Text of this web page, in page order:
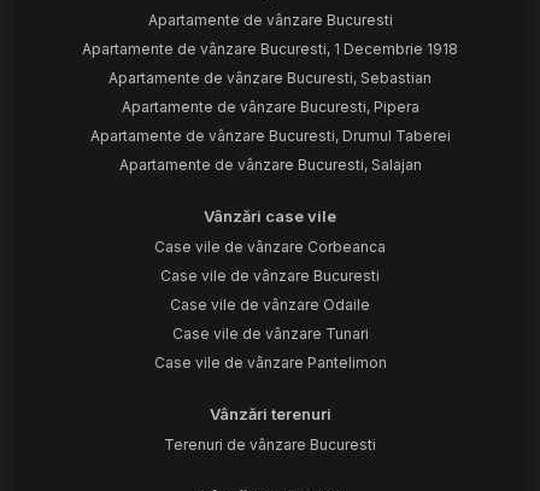
Apartamente de vânzare Bucuresti
Apartamente de vânzare Bucuresti, 1 Decembrie 1918
Apartamente de vânzare Bucuresti, Sebastian
Apartamente de vânzare Bucuresti, Pipera
Apartamente de vânzare Bucuresti, Drumul Taberei
Apartamente de vânzare Bucuresti, Salajan
Vânzări case vile
Case vile de vânzare Corbeanca
Case vile de vânzare Bucuresti
Case vile de vânzare Odaile
Case vile de vânzare Tunari
Case vile de vânzare Pantelimon
Vânzări terenuri
Terenuri de vânzare Bucuresti